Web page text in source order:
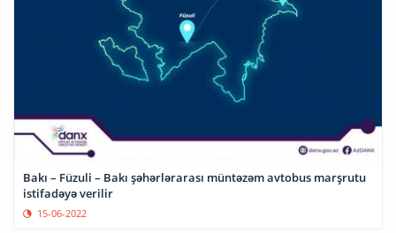
Bakı – Füzuli – Bakı şəhərlərarası müntəzəm avtobus marşrutu
istifadəyə verilir
15-06-2022